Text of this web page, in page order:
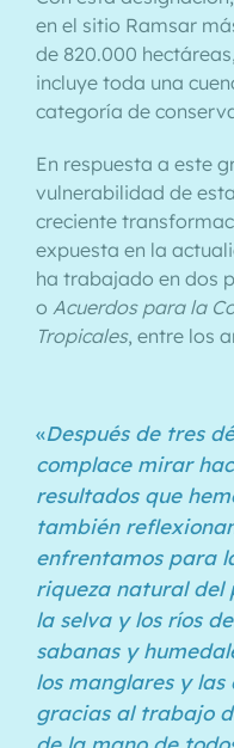
en el sitio Ramsar
de 820.000
incluye toda una
categoría de
En respuesta a este
vulnerabilidad de
creciente
expuesta en la
ha trabajado en dos
o Acuerdos para la
Tropicales, entre los
«Después de tres
complace mirar
resultados que
también
enfrentamos para
riqueza natural del
la selva y los ríos
sabanas y
los manglares y
gracias al trabajo